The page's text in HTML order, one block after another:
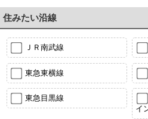
住みたい沿線
ＪＲ南武線
東急東横線
東急目黒線
イ